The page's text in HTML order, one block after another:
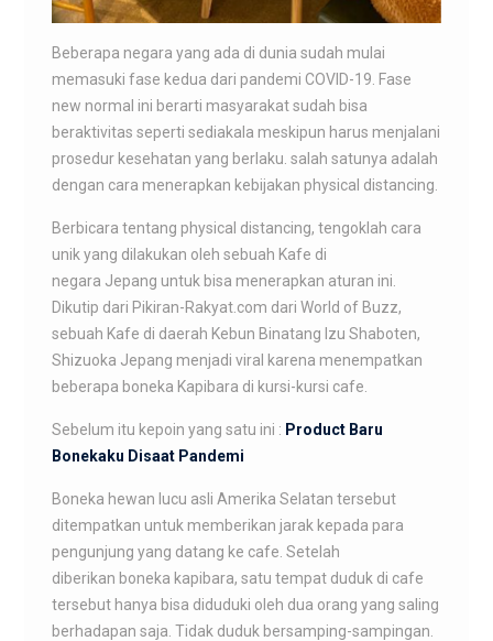
Beberapa negara yang ada di dunia sudah mulai
memasuki fase kedua dari pandemi COVID-19. Fase
new normal ini berarti masyarakat sudah bisa
beraktivitas seperti sediakala meskipun harus menjalani
prosedur kesehatan yang berlaku. salah satunya adalah
dengan cara menerapkan kebijakan physical distancing.
Berbicara tentang physical distancing, tengoklah cara
unik yang dilakukan oleh sebuah Kafe di
negara Jepang untuk bisa menerapkan aturan ini.
Dikutip dari Pikiran-Rakyat.com dari World of Buzz,
sebuah Kafe di daerah Kebun Binatang Izu Shaboten,
Shizuoka Jepang menjadi viral karena menempatkan
beberapa boneka Kapibara di kursi-kursi cafe.
Sebelum itu kepoin yang satu ini : Product Baru
Bonekaku Disaat Pandemi
Boneka hewan lucu asli Amerika Selatan tersebut
ditempatkan untuk memberikan jarak kepada para
pengunjung yang datang ke cafe. Setelah
diberikan boneka kapibara, satu tempat duduk di cafe
tersebut hanya bisa diduduki oleh dua orang yang saling
berhadapan saja. Tidak duduk bersamping-sampingan.